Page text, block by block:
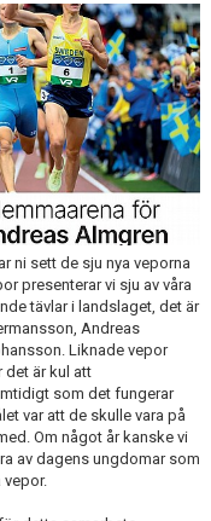
ni sett de sju nya veporna
presenterar vi sju av våra
tävlar i landslaget, det är
Andreas
Liknade vepor
det är kul att
som det fungerar
var att de skulle vara på
Om något år kanske vi
av dagens ungdomar som
vepor.